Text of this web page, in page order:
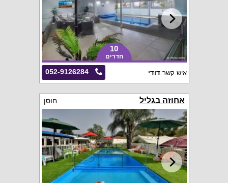
10
חדרים
052-9126284 איש קשר:דודי
אחוזה בגליל חוסן